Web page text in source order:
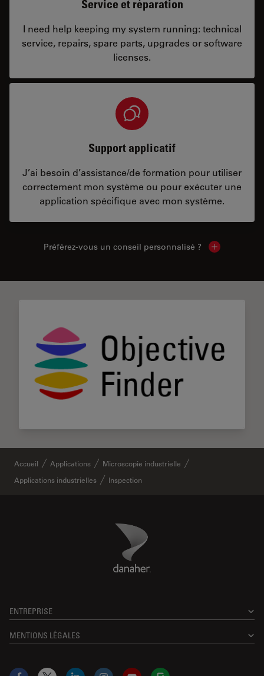
Service et réparation
I need help keeping my system running: technical
service, repairs, spare parts, upgrades or software
licenses.
Support applicatif
J’ai besoin d’assistance/de formation pour utiliser
correctement mon système ou pour exécuter une
application spécifique avec mon système.
Préférez-vous un conseil personnalisé ? Show local
Accueil Applications
Microscopie industrielle
Applications industrielles
Inspection
Danaher Logo
ENTREPRISE
MENTIONS LÉGALES